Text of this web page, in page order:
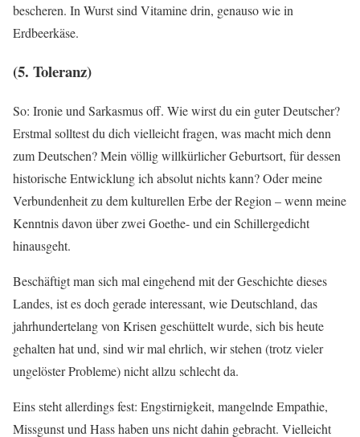
bescheren. In Wurst sind Vitamine drin, genauso wie in
Erdbeerkäse.
(5. Toleranz)
So: Ironie und Sarkasmus off. Wie wirst du ein guter Deutscher?
Erstmal solltest du dich vielleicht fragen, was macht mich denn
zum Deutschen? Mein völlig willkürlicher Geburtsort, für dessen
historische Entwicklung ich absolut nichts kann? Oder meine
Verbundenheit zu dem kulturellen Erbe der Region – wenn meine
Kenntnis davon über zwei Goethe- und ein Schillergedicht
hinausgeht.
Beschäftigt man sich mal eingehend mit der Geschichte dieses
Landes, ist es doch gerade interessant, wie Deutschland, das
jahrhundertelang von Krisen geschüttelt wurde, sich bis heute
gehalten hat und, sind wir mal ehrlich, wir stehen (trotz vieler
ungelöster Probleme) nicht allzu schlecht da.
Eins steht allerdings fest: Engstirnigkeit, mangelnde Empathie,
Missgunst und Hass haben uns nicht dahin gebracht. Vielleicht